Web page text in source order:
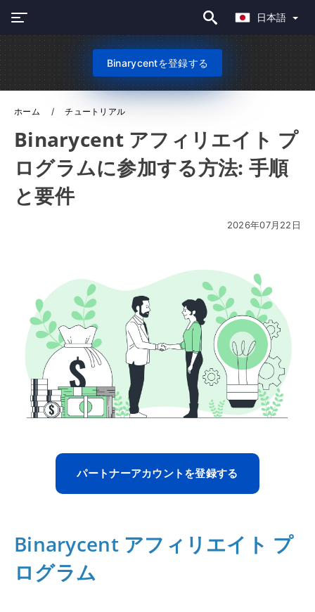
日本語
Binarycentを登録する
ホーム チュートリアル
Binarycent アフィリエイト プ
ログラムに参加する方法: 手順
と要件
2026年07月22日
パートナーアカウントを登録する
Binarycent アフィリエイト プ
ログラム